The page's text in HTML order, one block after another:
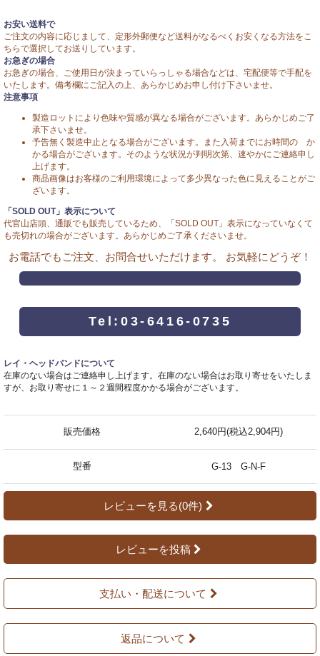
お安い送料で
ご注文の内容に応じまして、定形外郵便など送料がなるべくお安くなる方法をこ
ちらで選択してお送りしています。
お急ぎの場合
お急ぎの場合、ご使用日が決まっていらっしゃる場合などは、宅配便等で手配を
いたします。備考欄にご記入の上、あらかじめお申し付け下さいませ。
注意事項
製造ロットにより色味や質感が異なる場合がございます。あらかじめご了
承下さいませ。
予告無く製造中止となる場合がございます。また入荷までにお時間の か
かる場合がございます。そのような状況が判明次第、速やかにご連絡申し
上げます。
商品画像はお客様のご利用環境によって多少異なった色に見えることがご
ざいます。
「SOLD OUT」表示について
代官山店頭、通販でも販売しているため、「SOLD OUT」表示になっていなくて
も売切れの場合がございます。あらかじめご了承くださいませ。
お電話でもご注文、お問合せいただけます。 お気軽にどうぞ！
Tel:03-6416-0735
レイ・ヘッドバンドについて
在庫のない場合はご連絡申し上げます。在庫のない場合はお取り寄せをいたしま
すが、お取り寄せに１～２週間程度かかる場合がございます。
販売価格 2,640円(税込2,904円)
型番 G-13 G-N-F
レビューを見る(0件)
レビューを投稿
支払い・配送について
返品について